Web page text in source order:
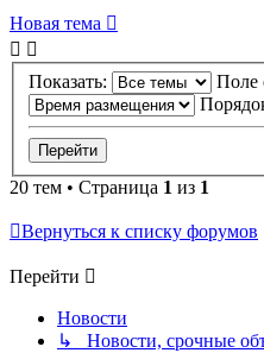
Новая тема
Показать:
Поле
20 тем • Страница 1 из 1
Вернуться к списку форумов
Перейти
Новости
↳ Новости, срочные